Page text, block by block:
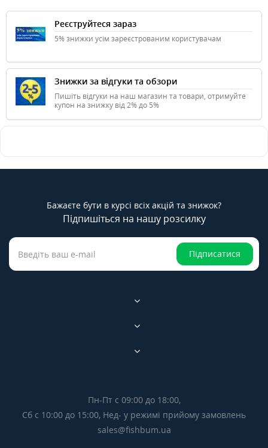
Реєструйтеся зараз
5% знижки усім зареєстрованим користувачам
Знижки за відгуки та обзори
Пишіть відгуки на наш магазин та товари, отримуйте
купон на знижку від 2% до 5%
Бажаєте бути в курсі всіх акцій та знижок?
Підпишіться на нашу розсилку
Підписатися
Пн-Пт с 09:00 до 18:00,
Сб с 10:00 до 15:00, Нед- у режимі прийому замовлень
sales@fishbum.ua